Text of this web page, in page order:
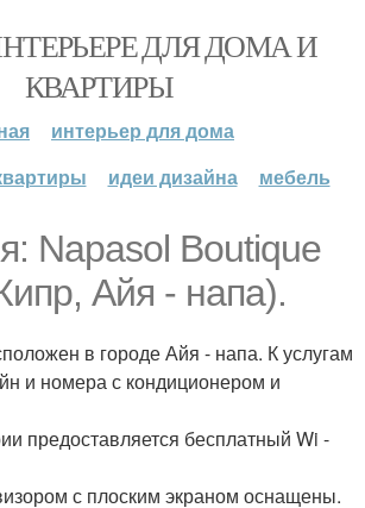
ДЛЯ ДОМА И
КВАРТИРЫ
интерьер для дома
идеи дизайна мебель
Napasol Boutique
Айя - напа).
в городе Айя - напа. К услугам
и номера с кондиционером и
предоставляется бесплатный Wi -
с плоским экраном оснащены.